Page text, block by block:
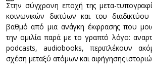
Στην σύγχρονη εποχή της μετα-
κοινωνικών δικτύων και του
βαθμό από μια ανάγκη έκφρασης που
την ομιλία παρά με το γραπτό λόγο:
podcasts, audiobooks, περιπλέκουν
σχέση μεταξύ ατόμων και αφήγησης